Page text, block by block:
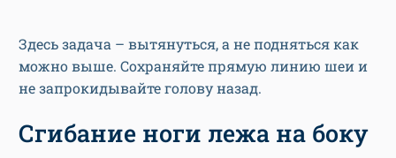
Здесь задача – вытянуться, а не подняться как
можно выше. Сохраняйте прямую линию шеи и
не запрокидывайте голову назад.
Сгибание ноги лежа на боку